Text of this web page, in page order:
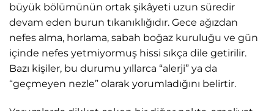
büyük bölümünün ortak şikâyeti uzun süredir
devam eden burun tıkanıklığıdır. Gece ağızdan
nefes alma, horlama, sabah boğaz kuruluğu ve gün
içinde nefes yetmiyormuş hissi sıkça dile getirilir.
Bazı kişiler, bu durumu yıllarca “alerji” ya da
“geçmeyen nezle” olarak yorumladığını belirtir.